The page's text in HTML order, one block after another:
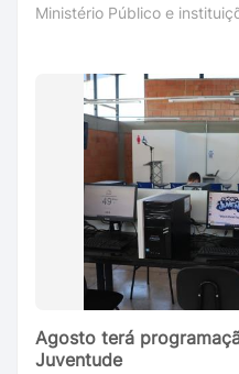
Ministério Público e
Agosto terá
Juventude